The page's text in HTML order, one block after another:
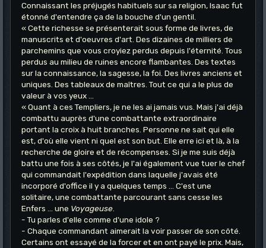
Connaissant les préjugés habituels sur sa religion, Isaac fut
étonné d'entendre ça de la bouche d'un gentil.
« Cette richesse se présenterait sous forme de livres, de
manuscrits et d'oeuvres d'art. Des dizaines de milliers de
parchemins que vous croyiez perdus depuis l'éternité. Tous
perdus au milieu de ruines encore flambantes. Des textes
sur la connaissance, la sagesse, la foi. Des livres anciens et
uniques. Des tableaux de maîtres. Tout ce qui a le plus de
valeur à vos yeux ...
« Quant à ces Templiers, je ne les ai jamais vus. Mais j'ai déjà
combattu auprès d'une combattante extraordinaire
portant la croix à huit branches. Personne ne sait qui elle
est, d'où elle vient ni quel est son but. Elle erre ici et là, à la
recherche de gloire et de récompenses. Si je me suis déjà
battu une fois à ses côtés, je l'ai également vue tuer le chef
qui commandait l'expédition dans laquelle j'avais été
incorporé d'office il y a quelques temps ... C'est une
solitaire, une combattante parcourant sans cesse les
Enfers ... une Voyageuse
- Tu parles d'elle comme d'une idole ?
- Chaque commandant aimerait la voir passer de son côté.
Certains ont essayé de la forcer et en ont payé le prix. Mais,